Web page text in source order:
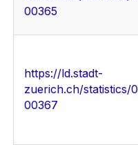
00365
https://ld.stadt-
zuerich.ch/statistics/0
00367